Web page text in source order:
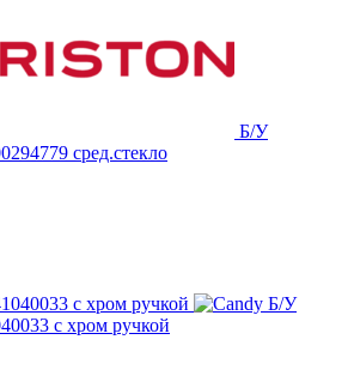
Б/У
сред.стекло
Б/У
с хром ручкой